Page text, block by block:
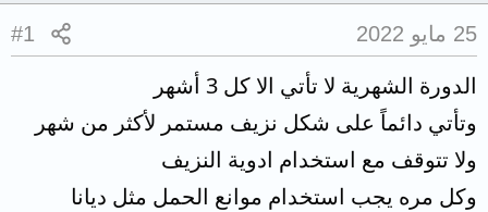
25 مايو 2022 #1
الدورة الشهرية لا تأتي الا كل 3 أشهر
وتأتي دائماً على شكل نزيف مستمر لأكثر من شهر
ولا تتوقف مع استخدام ادوية النزيف
وكل مره يجب استخدام موانع الحمل مثل ديانا